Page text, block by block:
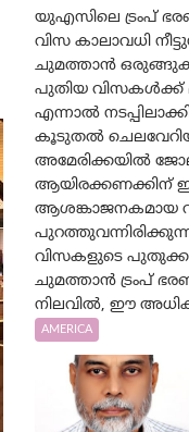
യുഎസിലെ ട്രംപ്
വിസ കാലാവധി
ചുമത്താൻ
പുതിയ വിസകൾക്ക്
എന്നാൽ
കൂടുതൽ
അമേരിക്കയില്‍
ആയിരക്കണക്കിന്
ആശങ്കാജനകമായ
വിസകളുടെ
ചുമത്താൻ ട്രംപ്
നിലവിൽ, ഈ
AMERICA